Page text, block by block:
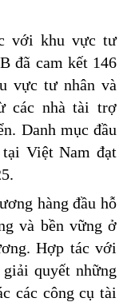
với khu vực tư
đã cam kết 146
vực tư nhân và
các nhà tài trợ
Danh mục đầu
Việt Nam đạt
hàng đầu hỗ
và bền vững ở
Hợp tác với
quyết những
các công cụ tài